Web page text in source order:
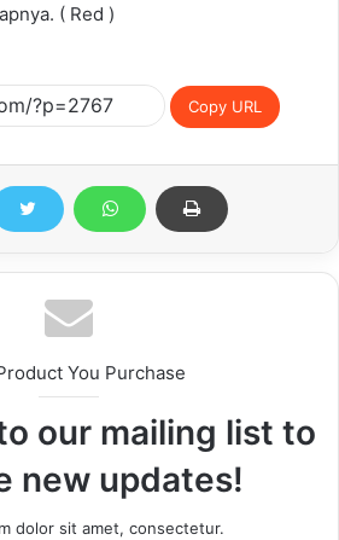
( Red )
Copy URL
You Purchase
our mailing list to
new updates!
dolor sit amet, consectetur.